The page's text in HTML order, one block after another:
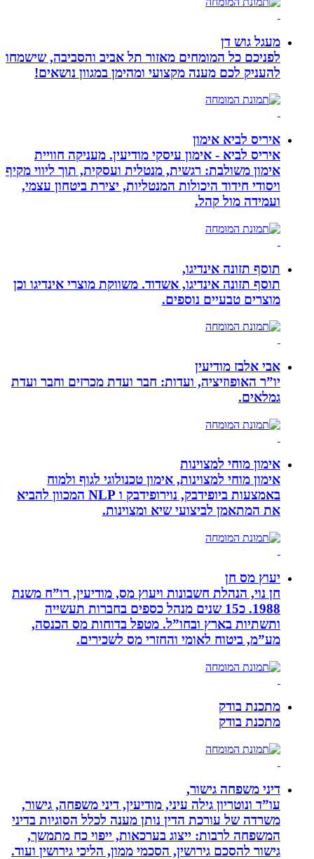
מעגל גוש דן
לפניכם כל המומחים מאזור תל אביב והסביבה, שישמחו
להעניק לכם מענה מקצועי ומהימן במגוון נושאים!
איריס לביא אימון
איריס לביא - אימון עיסקי מודיעין. מעניקה חוויית
אימון משולבת: רגשית, מנטלית ועסקית, תוך ליווי מקיף
ויסודי חידוד היכולות המנטליות, יצירת ביטחון עצמי,
ועמידה מול קהל.
תוסף תזונה אינדיגו,
תוסף תזונה אינדיגו, אשדוד. משווקת מוצרי אינדיגו וכן
מוצרים טבעיים נוספים.
אבי אלבז מודיעין
יו”ר האופוזיציה, ועדות: חבר ועדת מכרזים וחבר ועדת
גמלאים.
אימון מוחי למצוינות
אימון מוחי למצוינות, אימון טכנולוגי לגוף ולמוח
באמצעות ביופידבק, נוירופידבק ו NLP המכוון להביא
את המתאמן לביצועי שיא ומצוינות.
יעוץ מס חן
חן נוי, הנהלת חשבונות ויעוץ מס, מודיעין, רו”ח משנת
1988. כ15 שנים מנהל כספים בחברות תעשייה
ותשתיות בארץ ובחו”ל. מטפל בדוחות מס הכנסה,
מע”מ, ביטוח לאומי והחזרי מס לשכירים.
מתכנת בודק
מתכנת בודק
דיני משפחה גישור,
עו”ד ונוטריון גילה עיני, מודיעין, דיני משפחה, גישור,
משרדה של עורכת הדין נותן מענה לכלל הסוגיות בדיני
המשפחה לרבות: ייצוג בערכאות, ייפוי כח מתמשך,
גישור להסכם גירושין, הסכמי ממון, הליכי גירושין ועוד.